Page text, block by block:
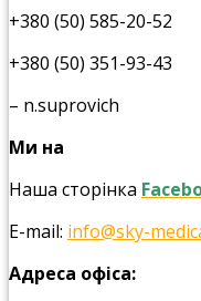
‎+380 (50) 585-20-52
‎+380 (50) 351-93-43
– n.suprovich
Ми на
Наша сторінка
Е-mail: info@sky-
Адреса офіса: